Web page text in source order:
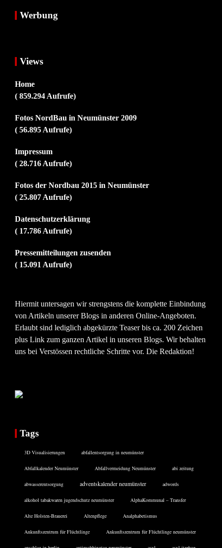
Werbung
Views
Home
( 859.294 Aufrufe)
Fotos NordBau in Neumünster 2009
( 56.895 Aufrufe)
Impressum
( 28.716 Aufrufe)
Fotos der Nordbau 2015 in Neumünster
( 25.807 Aufrufe)
Datenschutzerklärung
( 17.786 Aufrufe)
Pressemitteilungen zusenden
( 15.091 Aufrufe)
Hiermit untersagen wir strengstens die komplette Einbindung
von Artikeln unserer Blogs in anderen Online-Angeboten.
Erlaubt sind lediglich abgekürzte Teaser bis ca. 200 Zeichen
plus Link zum ganzen Artikel in unseren Blogs. Wir behalten
uns bei Verstössen rechtliche Schritte vor. Die Redaktion!
Tags
3D Visualisierungen abfallentsorgung in neumünster
Abfallkalender Neumünster Abfallvermeidung Neumünster abi zeitung
abwasserentsorgung adventskalender neumünster adwords
alkohol tabakwaren jugendschutz neumünster AlphaKommunal – Transfer
Alte Holsten-Brauerei Altenpflege Analphabetismus
Ankunftszentrum für Flüchtlinge Ankunftszentrum für Flüchtlinge neumünster